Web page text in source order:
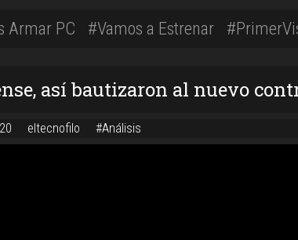
Armar PC #Vamos a Estrenar
así bautizaron al nuevo
eltecnofilo #Análisis